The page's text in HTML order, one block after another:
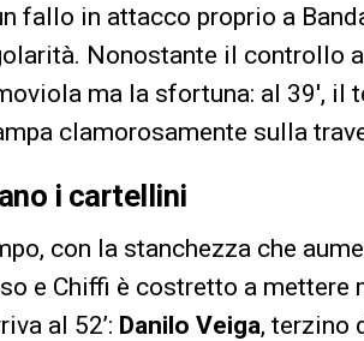
fallo in attacco proprio a
Nonostante il controllo
ma la sfortuna: al 39′,
clamorosamente sulla
i cartellini
con la stanchezza che
e Chiffi è costretto a mettere
al 52’: Danilo Veiga, terzino